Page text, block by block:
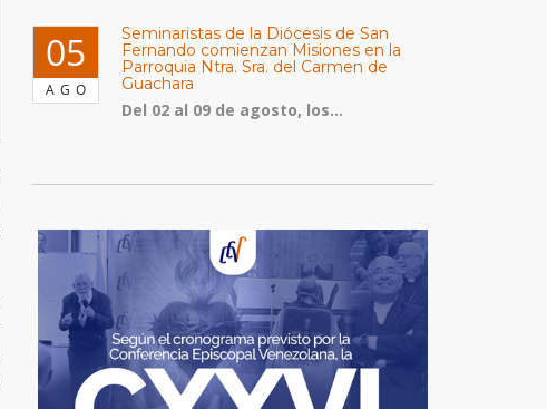
05
AGO
Seminaristas de la Diócesis de San
Fernando comienzan Misiones en la
Parroquia Ntra. Sra. del Carmen de
Guachara
Del 02 al 09 de agosto, los...